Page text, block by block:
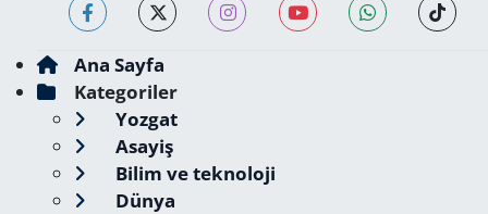
Ana Sayfa
Kategoriler
Yozgat
Asayiş
Bilim ve teknoloji
Dünya